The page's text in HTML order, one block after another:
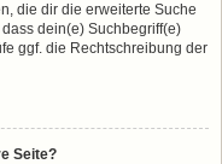
die dir die erweiterte Suche
dein(e) Suchbegriff(e)
ggf. die Rechtschreibung der
Seite?